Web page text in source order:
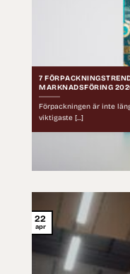
7
MARKNADSFÖRING
Förpackningen är inte
viktigaste [...]
22
apr